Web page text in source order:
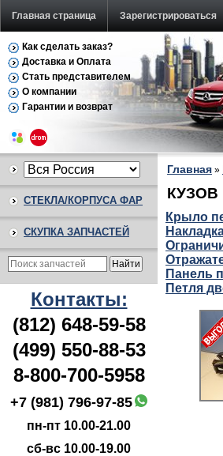
Главная страница Зарегистрироваться
Как сделать заказ?
Доставка и Оплата
Стать представителем
О компании
Гарантии и возврат
СТЕКЛА/КОРПУСА ФАР
СКУПКА ЗАПЧАСТЕЙ
Контакты:
(812) 648-59-58
(499) 550-88-53
8-800-700-5958
+7 (981) 796-97-85
пн-пт 10.00-21.00
сб-вс 10.00-19.00
Главная »
КУЗОВ
Крыло
Панель
Петля